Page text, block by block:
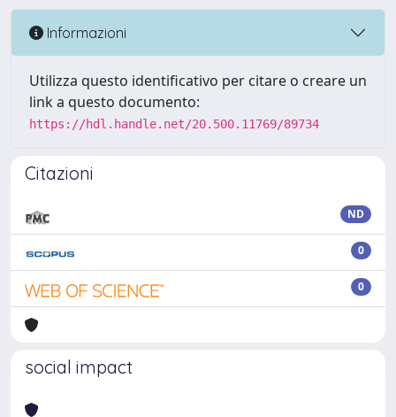
Informazioni
Utilizza questo identificativo per citare o creare un
link a questo documento:
https://hdl.handle.net/20.500.11769/89734
Citazioni
ND
0
0
social impact